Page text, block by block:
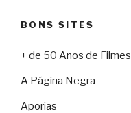
BONS SITES
+ de 50 Anos de Filmes
A Página Negra
Aporias